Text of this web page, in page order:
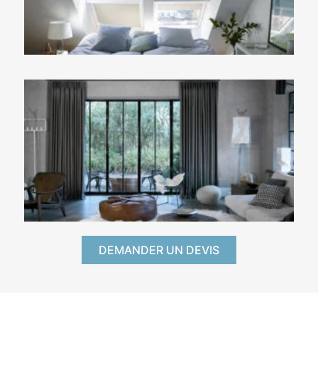
DEMANDER UN DEVIS